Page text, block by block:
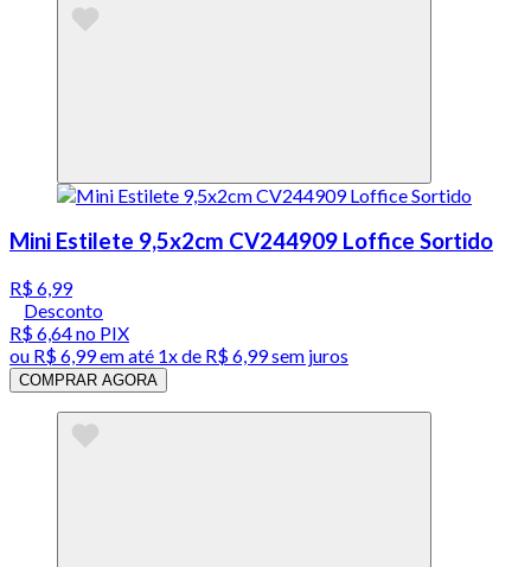
Mini Estilete 9,5x2cm CV244909 Loffice Sortido
R$ 6,99
Desconto
R$ 6,64no PIX
ou R$ 6,99em até 1x de R$ 6,99sem juros
COMPRAR AGORA